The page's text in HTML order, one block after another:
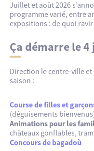
Juillet et août 2026
programme varié, entre
expositions : de quoi
Ça démarre le
Direction le centre-ville
saison :
Course de filles et
(déguisements
Animations pour les
châteaux gonflables,
Concours de bagadoù